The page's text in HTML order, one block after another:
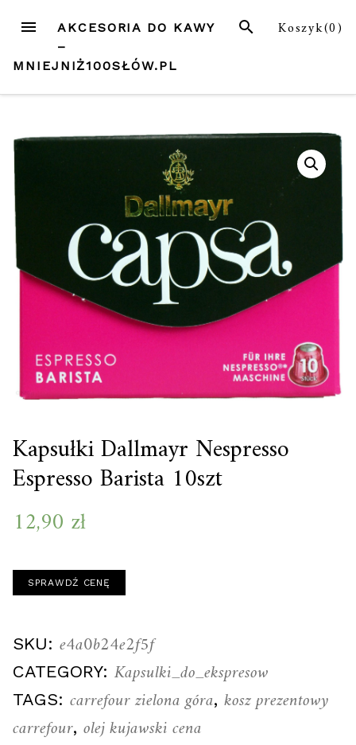
treści
MENU Koszyk(0)
SZUKAJ
AKCESORIA DO KAWY
–
MNIEJNIŻ100SŁÓW.PL
Kapsułki Dallmayr Nespresso
Espresso Barista 10szt
12,90 zł
SPRAWDŹ CENĘ
SKU: e4a0b24e2f5f
CATEGORY: Kapsulki_do_ekspresow
TAGS: carrefour zielona góra, kosz prezentowy
carrefour, olej kujawski cena